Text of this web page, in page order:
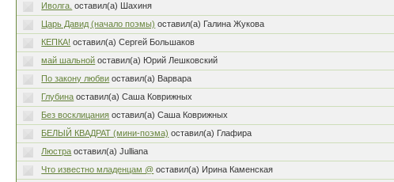
Иволга. оставил(а) Шахиня
Царь Давид (начало поэмы) оставил(а) Галина Жукова
КЕПКА! оставил(а) Сергей Большаков
май шальной оставил(а) Юрий Лешковский
По закону любви оставил(а) Варвара
Глубина оставил(а) Саша Коврижных
Без восклицания оставил(а) Саша Коврижных
БЕЛЫЙ КВАДРАТ (мини-поэма) оставил(а) Глафира
Люстра оставил(а) Julliana
Что известно младенцам @ оставил(а) Ирина Каменская